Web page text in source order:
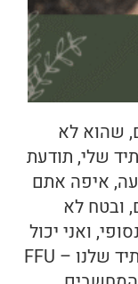
שהוא לא
שלי, תודעת
יש 2 סוגי תודעה, איפה אתם
ובטח לא
ואני יכול
לקבל כל מה שאני רוצה איפה העתיד שלנו FFU –